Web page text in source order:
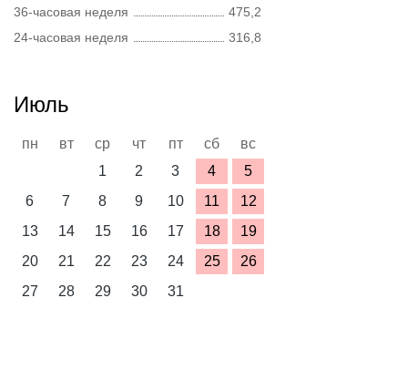
36-часовая неделя
475,2
24-часовая неделя
316,8
Июль
пн вт ср чт пт сб
вс
1
2 3 4
5
6
7 8 9 10 11
12
13
14 15 16 17 18
19
20
21 22 23 24 25
26
27
28 29 30 31